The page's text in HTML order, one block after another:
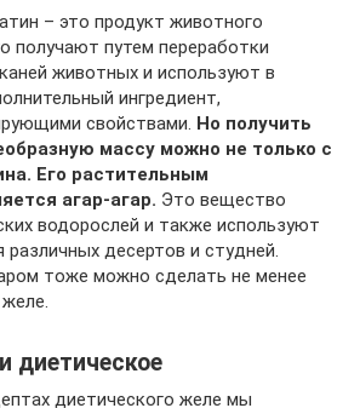
– это продукт животного
получают путем переработки
животных и используют в
ингредиент,
свойствами. Но получить
массу можно не только с
Его растительным
агар-агар. Это вещество
водорослей и также используют
различных десертов и студней.
тоже можно сделать не менее
диетическое
диетического желе мы